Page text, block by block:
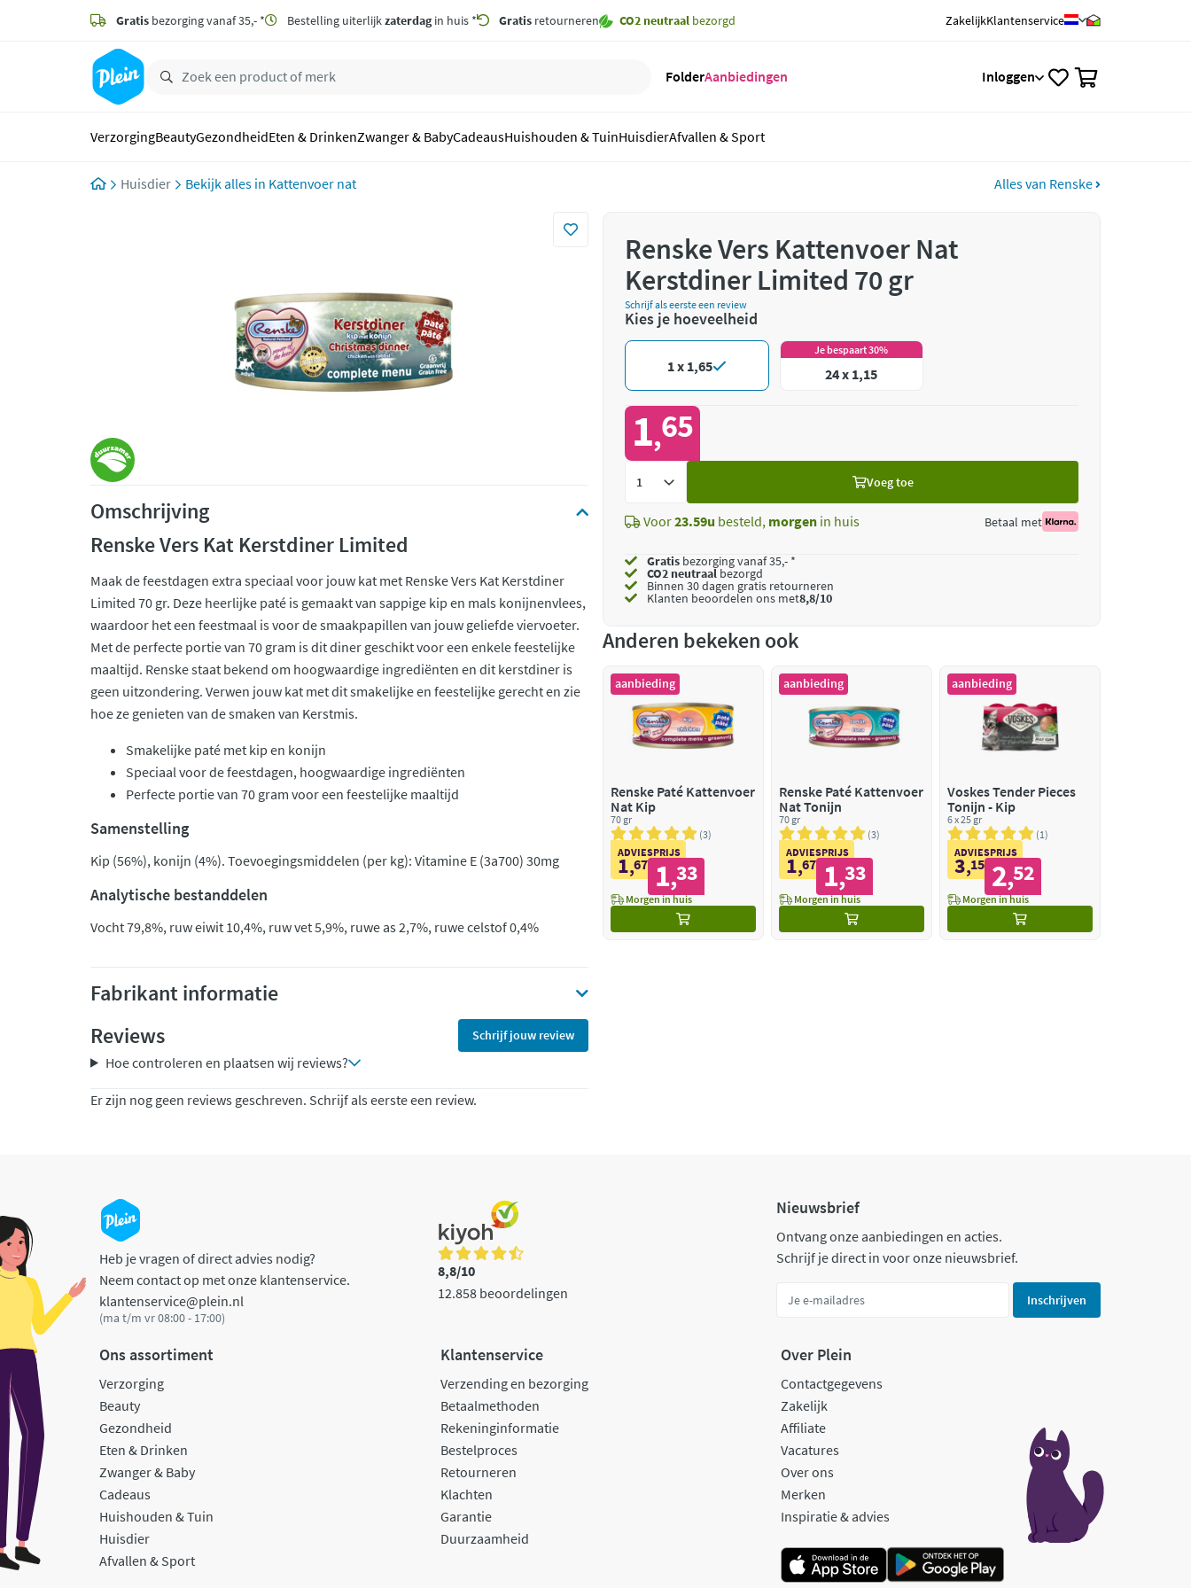
zoeken
hoofdinhoud
Gratis bezorging vanaf 35,- * Bestelling uiterlijkzaterdagin huis * Gratis retourneren CO2 neutraal bezorgd ZakelijkKlantenservice
FolderAanbiedingen Inloggen
VerzorgingBeautyGezondheidEten & DrinkenZwanger & BabyCadeausHuishouden & TuinHuisdierAfvallen & Sport
Huisdier Kattenvoer nat Alles van Renske
Omschrijving
Renske Vers Kat Kerstdiner Limited
Maak de feestdagen extra speciaal voor jouw kat met Renske Vers Kat Kerstdiner
Limited 70 gr. Deze heerlijke paté is gemaakt van sappige kip en mals konijnenvlees,
waardoor het een feestmaal is voor de smaakpapillen van jouw geliefde viervoeter.
Met de perfecte portie van 70 gram is dit diner geschikt voor een enkele feestelijke
maaltijd. Renske staat bekend om hoogwaardige ingrediënten en dit kerstdiner is
geen uitzondering. Verwen jouw kat met dit smakelijke en feestelijke gerecht en zie
hoe ze genieten van de smaken van Kerstmis.
Smakelijke paté met kip en konijn
Speciaal voor de feestdagen, hoogwaardige ingrediënten
Perfecte portie van 70 gram voor een feestelijke maaltijd
Samenstelling
Kip (56%), konijn (4%). Toevoegingsmiddelen (per kg): Vitamine E (3a700) 30mg
Analytische bestanddelen
Vocht 79,8%, ruw eiwit 10,4%, ruw vet 5,9%, ruwe as 2,7%, ruwe celstof 0,4%
Fabrikant informatie
Reviews
Schrijf jouw review
Hoe controleren en plaatsen wij reviews?
Er zijn nog geen reviews geschreven. Schrijf als eerste een review.
Renske Vers Kattenvoer Nat
Kerstdiner Limited 70 gr
Schrijf als eerste een review
Kies je hoeveelheid
1 x 1,65
Je bespaart 30%
24 x 1,15
1,65
Voeg toe
Voor23.59u besteld, morgen in huis Betaal met
Gratis bezorging vanaf 35,- *
CO2 neutraalbezorgd
Binnen 30 dagen gratis retourneren
Klanten beoordelen ons met8,8/10
Anderen bekeken ook
aanbieding
Renske Paté Kattenvoer
Nat Kip
70 gr
3
ADVIESPRIJS
1,67 1,33
Morgen in huis
aanbieding
Renske Paté Kattenvoer
Nat Tonijn
70 gr
3
ADVIESPRIJS
1,67 1,33
Morgen in huis
aanbieding
Voskes Tender Pieces
Tonijn - Kip
6 x 25 gr
1
ADVIESPRIJS
3,15 2,52
Morgen in huis
Heb je vragen of direct advies nodig?
Neem contact op met onze klantenservice.
klantenservice@plein.nl
(ma t/m vr 08:00 - 17:00)
8,8/10
12.858 beoordelingen
Nieuwsbrief
Ontvang onze aanbiedingen en acties.
Schrijf je direct in voor onze nieuwsbrief.
Inschrijven
Ons assortiment
Verzorging
Beauty
Gezondheid
Eten & Drinken
Zwanger & Baby
Cadeaus
Huishouden & Tuin
Huisdier
Afvallen & Sport
Klantenservice
Verzending en bezorging
Betaalmethoden
Rekeninginformatie
Bestelproces
Retourneren
Klachten
Garantie
Duurzaamheid
Over Plein
Contactgegevens
Zakelijk
Affiliate
Vacatures
Over ons
Merken
Inspiratie & advies